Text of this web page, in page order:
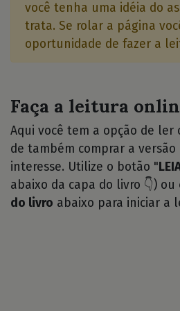
você tenha uma idéia do
trata. Se rolar a página
oportunidade de fazer a
Faça a leitura
Aqui você tem a opção de
de também comprar a
interesse. Utilize o botão "
abaixo da capa do livro 👇) ou
do livro abaixo para iniciar a